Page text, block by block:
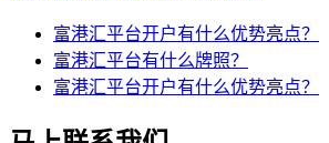
富港汇平台开户有什么优势亮点？
​​​​​​​​​​​​​​富港汇平台有什么牌照？
富港汇平台开户有什么优势亮点？